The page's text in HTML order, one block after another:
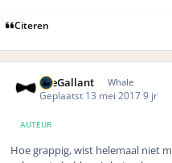
Citeren
TheGallant Whale
Geplaatst 13 mei 20179 jr
AUTEUR
Hoe grappig, wist helemaal niet